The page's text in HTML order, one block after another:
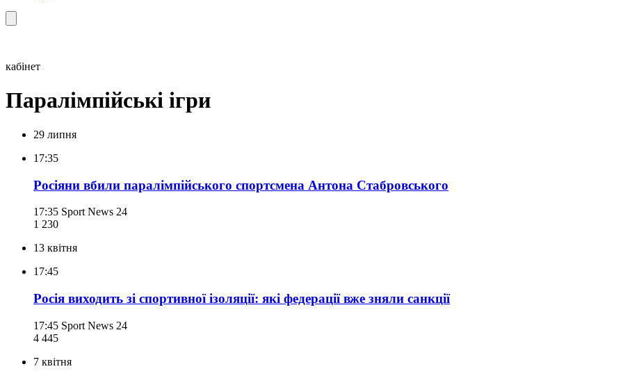
кабінет
Паралімпійські ігри
29 липня
17:35
Росіяни вбили паралімпійського спортсмена Антона Стабровського
17:35 Sport News 24
1 230
13 квітня
17:45
Росія виходить зі спортивної ізоляції: які федерації вже зняли санкції
17:45 Sport News 24
4 445
7 квітня